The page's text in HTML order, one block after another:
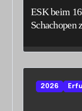
ESK beim
Schachopen
2026